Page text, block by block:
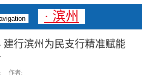
· 滨州
建行滨州为民支行精准赋能
: 作者: